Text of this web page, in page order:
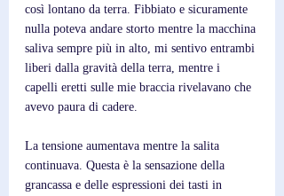
così lontano da terra. Fibbiato e sicuramente
nulla poteva andare storto mentre la macchina
saliva sempre più in alto, mi sentivo entrambi
liberi dalla gravità della terra, mentre i
capelli eretti sulle mie braccia rivelavano che
avevo paura di cadere.
La tensione aumentava mentre la salita
continuava. Questa è la sensazione della
grancassa e delle espressioni dei tasti in